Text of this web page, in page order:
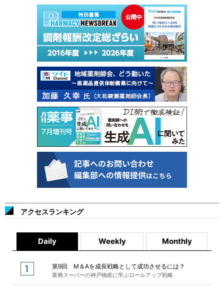
アクセスランキング
Daily Weekly Monthly
第9回 M＆Aを成長戦略として成功させるには？
業務スーパーの神戸物産に学ぶロールアップ戦略